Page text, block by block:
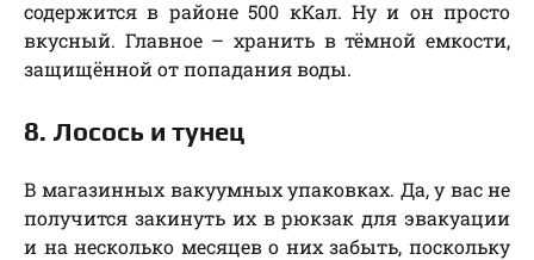
содержится в районе 500 кКал. Ну и он просто
вкусный. Главное – хранить в тёмной емкости,
защищённой от попадания воды.
8. Лосось и тунец
В магазинных вакуумных упаковках. Да, у вас не
получится закинуть их в рюкзак для эвакуации
и на несколько месяцев о них забыть, поскольку